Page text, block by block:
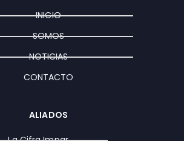
INICIO
SOMOS
NOTICIAS
CONTACTO
ALIADOS